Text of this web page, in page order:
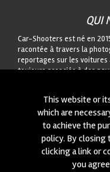
QUI
Car-Shooters est né en
racontée à travers la
reportages sur les
toujours associés à des
On est toujours intéressés
nouvelles voitures à
moduleiçi!
This website or
which are
to achieve the
policy. By closing
clicking a link or
you